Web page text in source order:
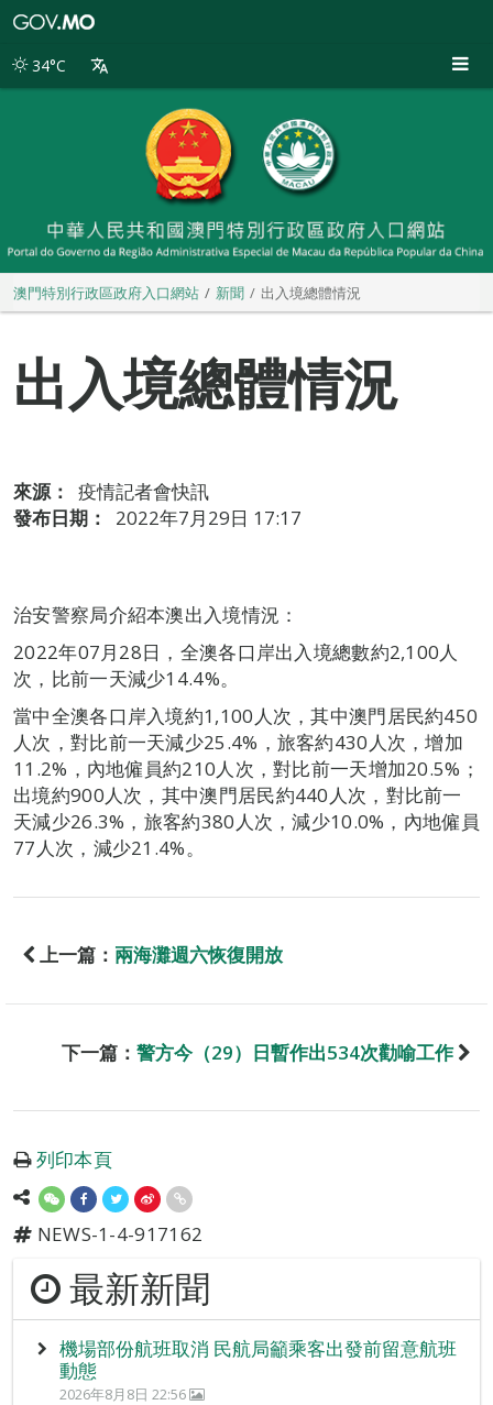
別
34°C
澳門特別行政區政府入口網站 新聞 出入境總體情況
出入境總體情況
來源：
疫情記者會快訊
發布日期：
2022年7月29日 17:17
治安警察局介紹本澳出入境情況：
2022年07月28日，全澳各口岸出入境總數約2,100人
次，比前一天減少14.4%。
當中全澳各口岸入境約1,100人次，其中澳門居民約450
人次，對比前一天減少25.4%，旅客約430人次，增加
11.2%，內地僱員約210人次，對比前一天增加20.5%；
出境約900人次，其中澳門居民約440人次，對比前一
天減少26.3%，旅客約380人次，減少10.0%，內地僱員
77人次，減少21.4%。
上一篇： 兩海灘週六恢復開放
下一篇： 警方今（29）日暫作出534次勸喻工作
列印本頁
NEWS-1-4-917162
最新新聞
機場部份航班取消 民航局籲乘客出發前留意航班
動態
2026年8月8日 22:56